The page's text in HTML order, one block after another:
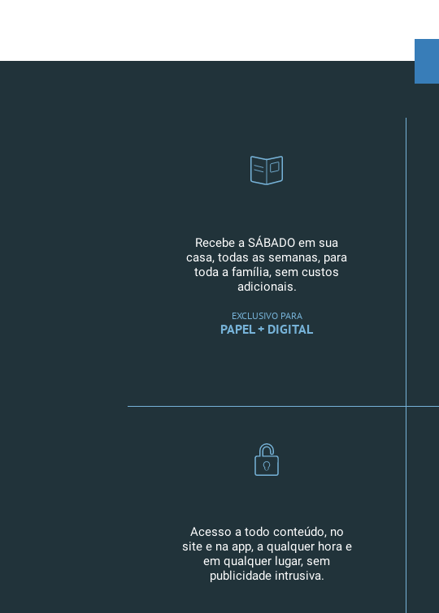
Recebe a SÁBADO em sua
casa, todas as semanas, para
toda a família, sem custos
adicionais.
EXCLUSIVO PARA
PAPEL + DIGITAL
Acesso a todo conteúdo, no
site e na app, a qualquer hora e
em qualquer lugar, sem
publicidade intrusiva.